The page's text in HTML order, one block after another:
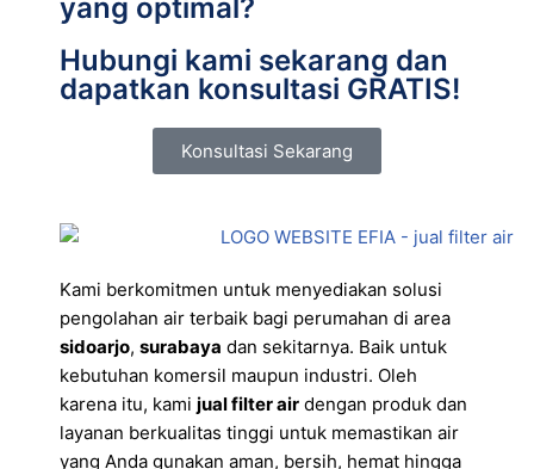
yang optimal?
Hubungi kami sekarang dan
dapatkan konsultasi GRATIS!
Konsultasi Sekarang
Kami berkomitmen untuk menyediakan solusi
pengolahan air terbaik bagi perumahan di area
sidoarjo, surabaya dan sekitarnya. Baik untuk
kebutuhan komersil maupun industri. Oleh
karena itu, kami jual filter air dengan produk dan
layanan berkualitas tinggi untuk memastikan air
yang Anda gunakan aman, bersih, hemat hingga